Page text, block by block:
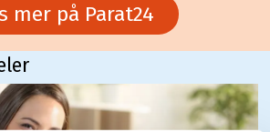
mer på Parat24